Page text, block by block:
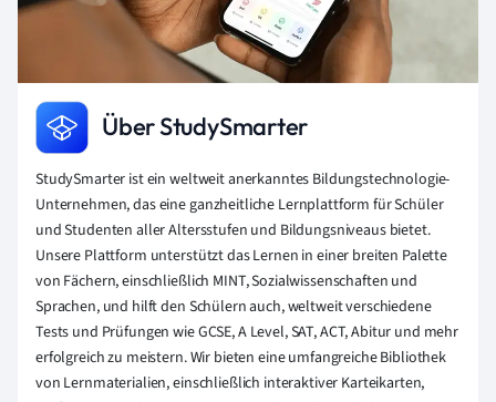
Über StudySmarter
StudySmarter ist ein weltweit anerkanntes Bildungstechnologie-
Unternehmen, das eine ganzheitliche Lernplattform für Schüler
und Studenten aller Altersstufen und Bildungsniveaus bietet.
Unsere Plattform unterstützt das Lernen in einer breiten Palette
von Fächern, einschließlich MINT, Sozialwissenschaften und
Sprachen, und hilft den Schülern auch, weltweit verschiedene
Tests und Prüfungen wie GCSE, A Level, SAT, ACT, Abitur und mehr
erfolgreich zu meistern. Wir bieten eine umfangreiche Bibliothek
von Lernmaterialien, einschließlich interaktiver Karteikarten,